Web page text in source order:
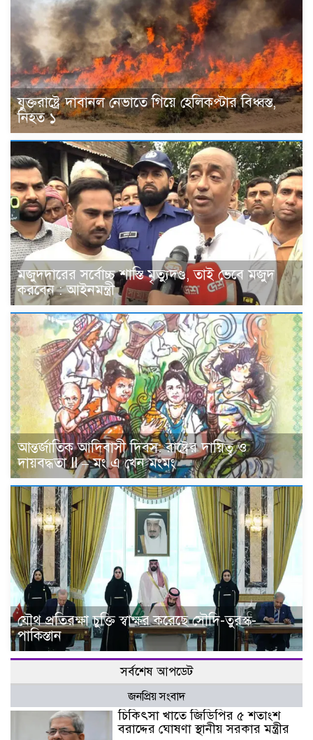
যুক্তরাষ্ট্রে দাবানল নেভাতে গিয়ে হেলিকপ্টার বিধ্বস্ত,
নিহত ১
মজুদদারের সর্বোচ্চ শাস্তি মৃত্যুদণ্ড, তাই ভেবে মজুদ
করবেন : আইনমন্ত্রী
আন্তর্জাতিক আদিবাসী দিবস: রাষ্ট্রের দায়িত্ব ও
দায়বদ্ধতা II – মং এ খেন মংমং
যৌথ প্রতিরক্ষা চুক্তি স্বাক্ষর করেছে সৌদি-তুরস্ক-
পাকিস্তান
সর্বশেষ আপডেট
জনপ্রিয় সংবাদ
চিকিৎসা খাতে জিডিপির ৫ শতাংশ
বরাদ্দের ঘোষণা স্থানীয় সরকার মন্ত্রীর